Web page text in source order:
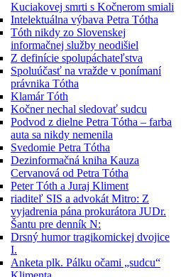
Kuciakovej smrti s Kočnerom smiali
Intelektuálna výbava Petra Tótha
Tóth nikdy zo Slovenskej
informačnej služby neodišiel
Z definície spolupáchateľstva
Spoluúčasť na vražde v ponímaní
právnika Tótha
Klamár Tóth
Kočner nechal sledovať sudcu
Podvod z dielne Petra Tótha – farba
auta sa nikdy nemenila
Svedomie Petra Tótha
Dezinformačná kniha Kauza
Cervanová od Petra Tótha
Peter Tóth a Juraj Kliment
riaditeľ SIS a advokát Mitro: Z
vyjadrenia pána prokurátora JUDr.
Šantu pre denník N:
Drsný humor tragikomickej dvojice
I.
Anketa plk. Pálku očami „sudcu“